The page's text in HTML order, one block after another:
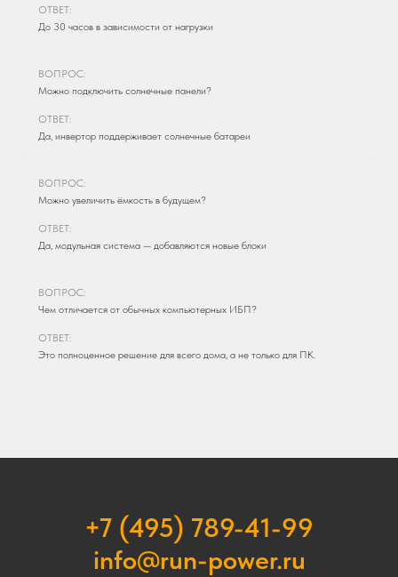
ОТВЕТ:
До 30 часов в зависимости от нагрузки
ВОПРОС:
Можно подключить солнечные панели?
ОТВЕТ:
Да, инвертор поддерживает солнечные батареи
ВОПРОС:
Можно увеличить ёмкость в будущем?
ОТВЕТ:
Да, модульная система — добавляются новые блоки
ВОПРОС:
Чем отличается от обычных компьютерных ИБП?
ОТВЕТ:
Это полноценное решение для всего дома, а не только для ПК.
+7 (495) 789-41-99
info@run-power.ru